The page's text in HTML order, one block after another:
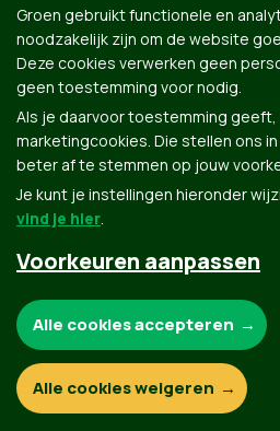
Groen.be
© Copyright Groen 2026 | Gemaakt met
Contact
Groen gebruikt functionele en
noodzakelijk zijn om de website
Deze cookies verwerken geen
geen toestemming voor nodig.
Als je daarvoor toestemming geeft,
marketingcookies. Die stellen ons
beter af te stemmen op jouw
Je kunt je instellingen hieronder
vind je hier.
Voorkeuren aanpassen
Functionele en analytische cookies:
Alle cookies accepteren
Alle cookies weigeren